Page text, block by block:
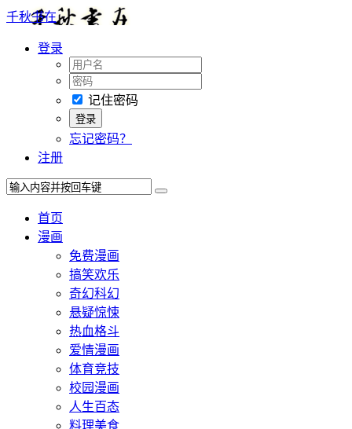
千秋书在
登录
记住密码
忘记密码？
注册
首页
漫画
免费漫画
搞笑欢乐
奇幻科幻
悬疑惊悚
热血格斗
爱情漫画
体育竞技
校园漫画
人生百态
料理美食